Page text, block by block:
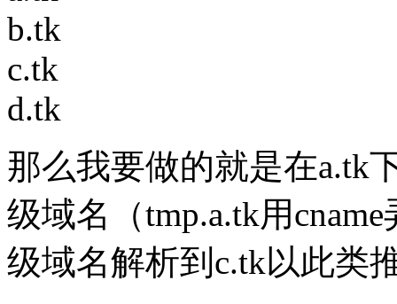
b.tk
c.tk
d.tk
那么我要做的就是在a.tk
级域名（tmp.a.tk用
级域名解析到c.tk以此类